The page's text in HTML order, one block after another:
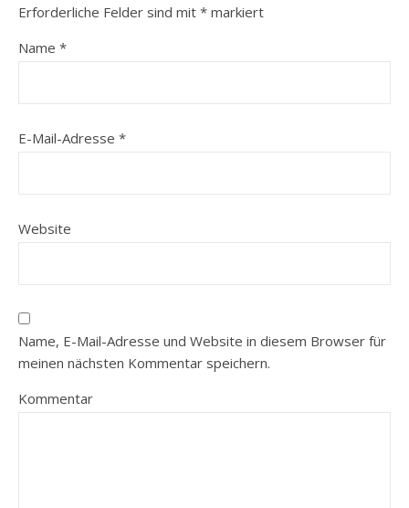
Erforderliche Felder sind mit * markiert
Name *
E-Mail-Adresse *
Website
Name, E-Mail-Adresse und Website in diesem Browser für
meinen nächsten Kommentar speichern.
Kommentar